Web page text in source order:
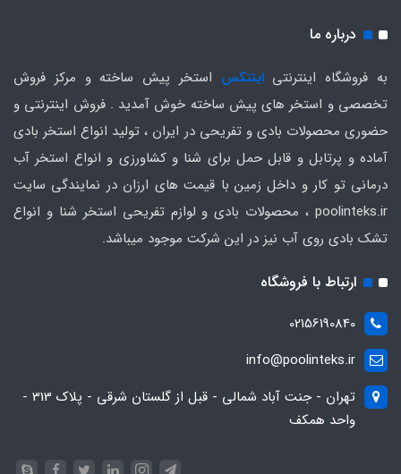
درباره ما
به فروشگاه اینترنتیاینتکس استخر پیش ساخته و مرکز فروش
تخصصی و استخر های پیش ساخته خوش آمدید . فروش اینترنتی و
حضوری محصولات بادی و تفریحی در ایران ، تولید انواع استخر بادی
آماده و پرتابل و قابل حمل برای شنا و کشاورزی و انواع استخر آب
درمانی تو کار و داخل زمین با قیمت های ارزان در نمایندگی سایت
poolinteks.ir ، محصولات بادی و لوازم تفریحی استخر شنا و انواع
تشک بادی روی آب نیز در این شرکت موجود میباشد.
ارتباط با فروشگاه
02156190840
info@poolinteks.ir
تهران - جنت آباد شمالی - قبل از گلستان شرقی - پلاک 313 -
واحد همکف